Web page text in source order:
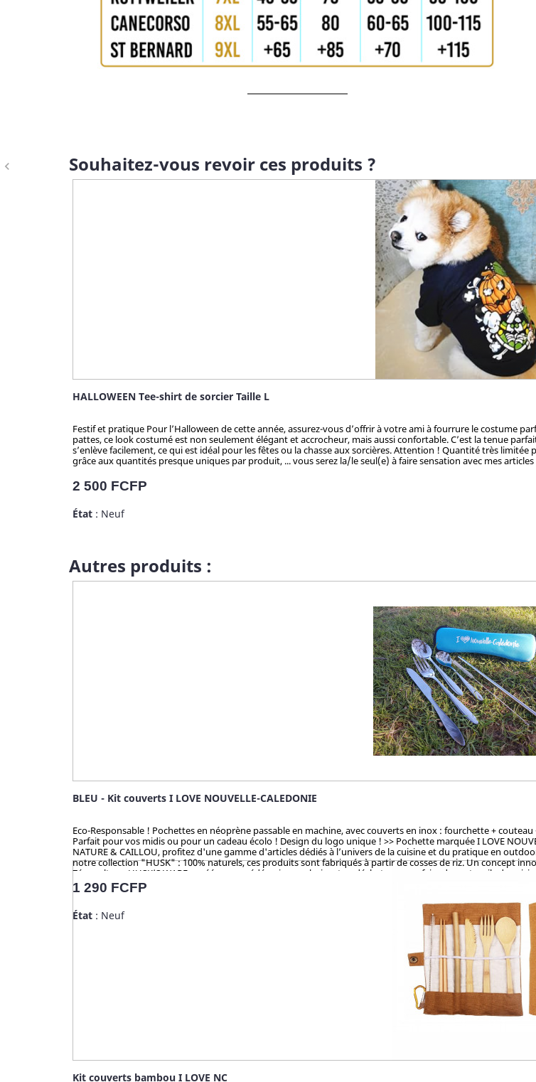
navigate_before Souhaitez-vous revoir ces produits ?
HALLOWEEN Tee-shirt de sorcier Taille L
Festif et pratique Pour l’Halloween de cette année, assurez-vous d’offrir à votre ami à fourrure le costume
pattes, ce look costumé est non seulement élégant et accrocheur, mais aussi confortable. C’est la tenue
s’enlève facilement, ce qui est idéal pour les fêtes ou la chasse aux sorcières. Attention ! Quantité très
grâce aux quantités presque uniques par produit, ... vous serez la/le seul(e) à faire sensation avec mes
Prix
2 500 FCFP
État : Neuf
Autres produits :
BLEU - Kit couverts I LOVE NOUVELLE-CALEDONIE
Eco-Responsable ! Pochettes en néoprène passable en machine, avec couverts en inox : fourchette +
Parfait pour vos midis ou pour un cadeau écolo ! Design du logo unique ! >> Pochette marquée I LOVE
NATURE & CAILLOU, profitez d'une gamme d'articles dédiés à l’univers de la cuisine et du pratique en
notre collection "HUSK" : 100% naturels, ces produits sont fabriqués à partir de cosses de riz. Un concept
Zéro culture, HUSK’S WARE a créé un procédé unique valorisant ce déchet pour en faire des ustencils de
en bambou qui contiennent du mélaminé pour la coloration et le vernis, ces articles en cosse de riz sont
analysé et certifié par la TUV (Allemagne), SGS (Suisse), BOKEN (Japon), CTI (Chine), FDA (USA) pour ses
Prix
1 290 FCFP
État : Neuf
Kit couverts bambou I LOVE NC